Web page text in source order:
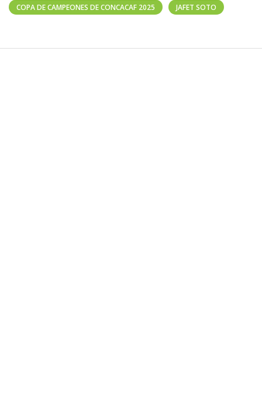
COPA DE CAMPEONES DE CONCACAF 2025 JAFET SOTO